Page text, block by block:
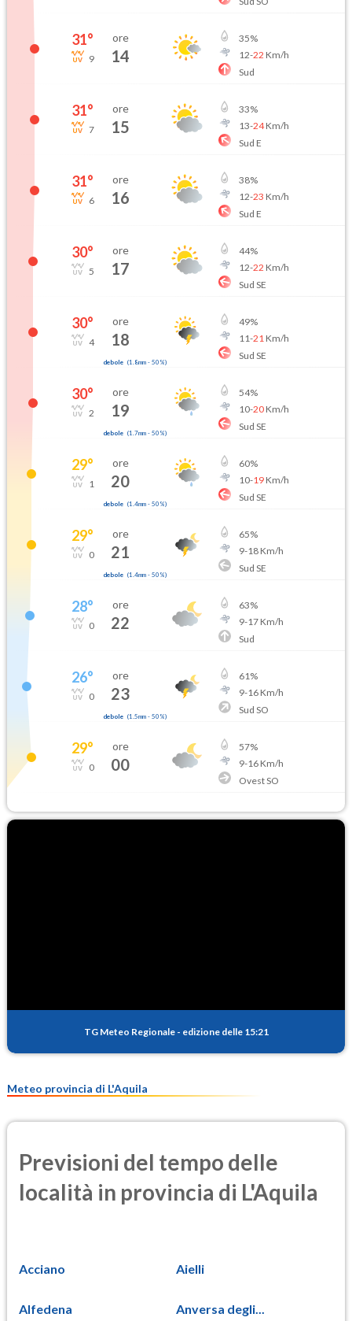
31°
9
ore
14
35%
12-22 Km/h
Sud
31°
7
ore
15
33%
13-24Km/h
Sud E
31°
6
ore
16
38%
12-23 Km/h
Sud E
30°
5
ore
17
44%
12-22 Km/h
Sud SE
30°
4
ore
18
debole (1.8mm- 50 %)
49%
11-21Km/h
Sud SE
30°
2
ore
19
debole (1.7mm- 50 %)
54%
10-20Km/h
Sud SE
29°
1
ore
20
debole (1.4mm- 50 %)
60%
10-19Km/h
Sud SE
29°
0
ore
21
debole (1.4mm- 50 %)
65%
9-18Km/h
Sud SE
28°
0
ore
22
63%
9-17Km/h
Sud
26°
0
ore
23
debole (1.5mm- 50 %)
61%
9-16Km/h
Sud SO
29°
0
ore
00
57%
9-16Km/h
Ovest SO
TG Meteo Regionale - edizione delle 15:21
Meteo provincia di L'Aquila
Previsioni del tempo delle
località in provincia di L'Aquila
Acciano Aielli
Alfedena Anversa degli...